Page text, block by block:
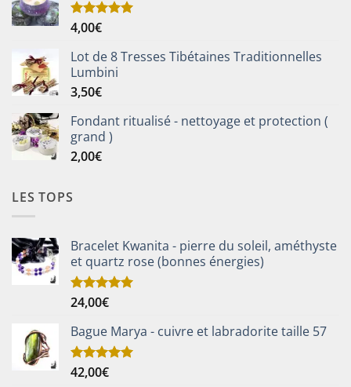
Note5.00
4,00€
Lot de 8 Tresses Tibétaines Traditionnelles
Lumbini
3,50€
Fondant ritualisé - nettoyage et protection (
grand )
2,00€
LES TOPS
Bracelet Kwanita - pierre du soleil, améthyste
et quartz rose (bonnes énergies)
Note5.00
24,00€
Bague Marya - cuivre et labradorite taille 57
Note5.00
42,00€